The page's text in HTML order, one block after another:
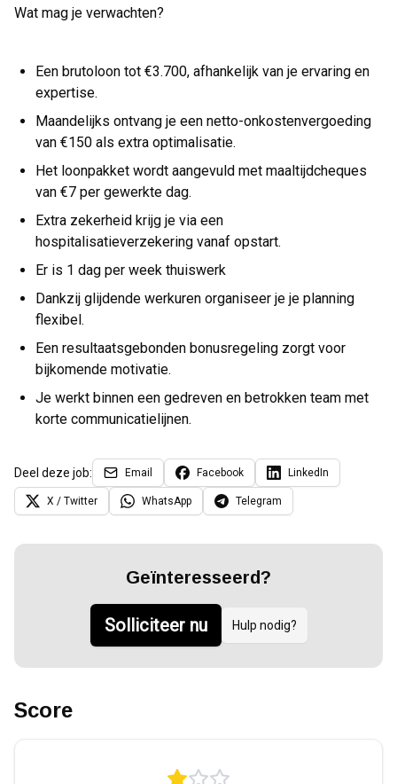
Wat mag je verwachten?
Een brutoloon tot €3.700, afhankelijk van je ervaring en
expertise.
Maandelijks ontvang je een netto-onkostenvergoeding
van €150 als extra optimalisatie.
Het loonpakket wordt aangevuld met maaltijdcheques
van €7 per gewerkte dag.
Extra zekerheid krijg je via een
hospitalisatieverzekering vanaf opstart.
Er is 1 dag per week thuiswerk
Dankzij glijdende werkuren organiseer je je planning
flexibel.
Een resultaatsgebonden bonusregeling zorgt voor
bijkomende motivatie.
Je werkt binnen een gedreven en betrokken team met
korte communicatielijnen.
Deel deze job: Email Facebook LinkedIn
X / Twitter WhatsApp Telegram
Geïnteresseerd?
Solliciteer nu Hulp nodig?
Score